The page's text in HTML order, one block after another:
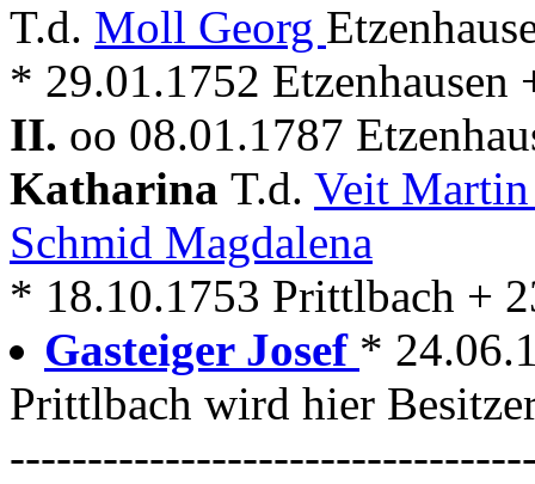
T.d. Moll Georg
* 29.01.1752 Etzenhausen
II. oo 08.01.1787
Katharina T.d. Veit
Schmid Magdalena
* 18.10.1753 Prittlbach +
Gasteiger Josef *
Prittlbach wird hier